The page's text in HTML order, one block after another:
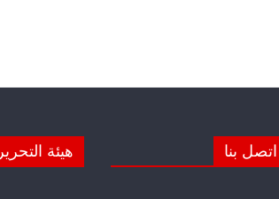
اتصل بنا هيئة التحرير